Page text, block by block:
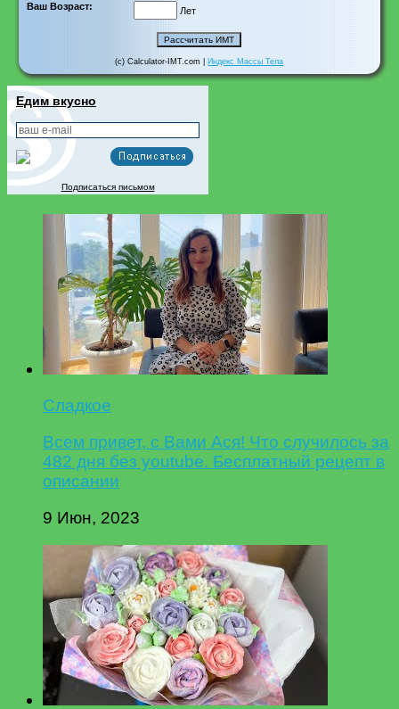
Ваш Возраст:
Лет
(c) Calculator-IMT.com | Индекс Массы Тела
Едим вкусно
Подписаться письмом
Сладкое
Всем привет, с Вами Ася! Что случилось за
482 дня без youtube. Бесплатный рецепт в
описании
9 Июн, 2023